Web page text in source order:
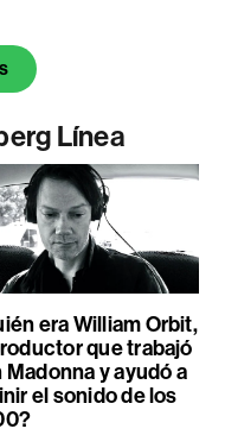
Línea
era William Orbit,
que trabajó
Madonna y ayudó a
el sonido de los